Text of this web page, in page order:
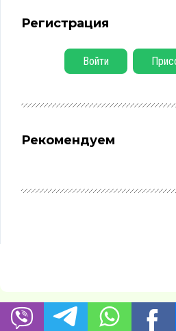
Регистрация
Войти
Рекомендуем